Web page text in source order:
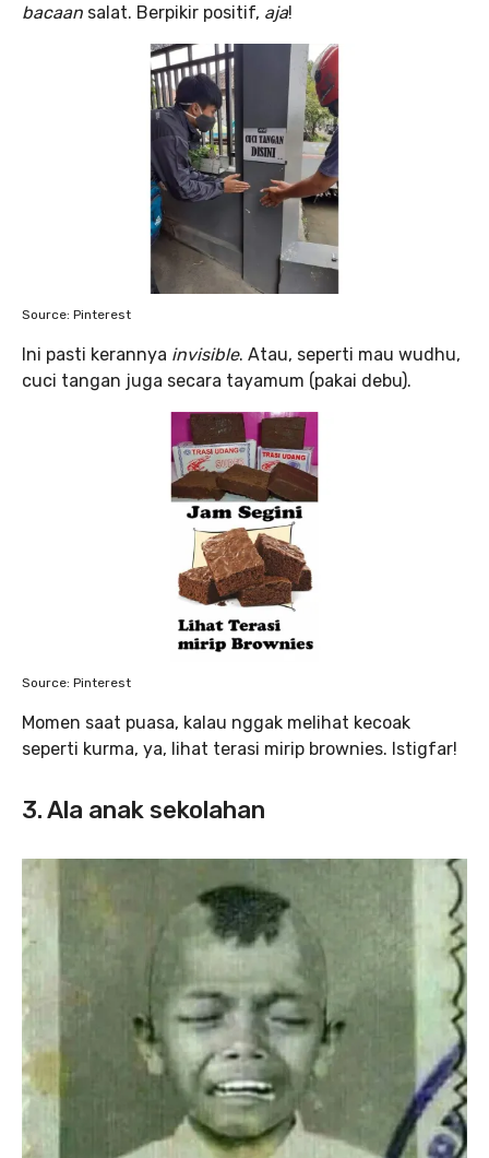
bacaan salat. Berpikir positif, aja!
Source: Pinterest
Ini pasti kerannya invisible. Atau, seperti mau wudhu,
cuci tangan juga secara tayamum (pakai debu).
Source: Pinterest
Momen saat puasa, kalau nggak melihat kecoak
seperti kurma, ya, lihat terasi mirip brownies. Istigfar!
3. Ala anak sekolahan